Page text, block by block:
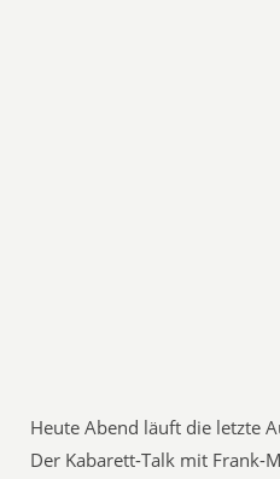
Heute Abend läuft die letzte
Der Kabarett-Talk mit Frank-